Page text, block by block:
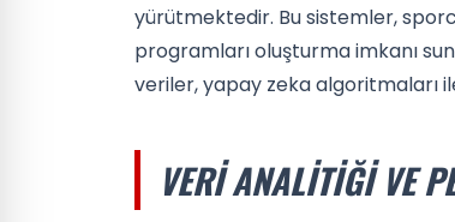
yürütmektedir. Bu sistemler,
programları oluşturma imkanı
veriler, yapay zeka algoritmaları
VERI ANALITIĞI VE